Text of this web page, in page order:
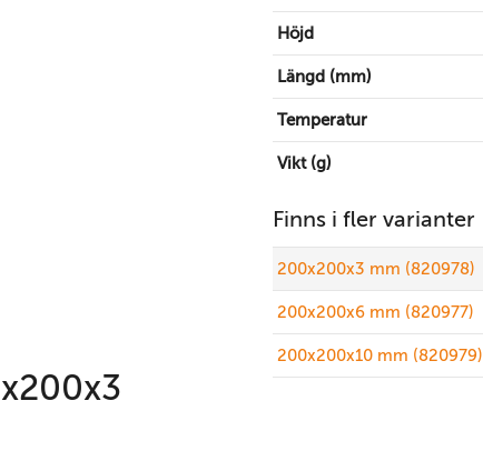
Höjd
Längd (mm)
Temperatur
Vikt (g)
Finns i fler varianter
200x200x3 mm (820978)
200x200x6 mm (820977)
200x200x10 mm (820979)